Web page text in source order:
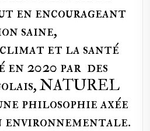
en encourageant
saine,
et la santé
en 2020 par des
NATUREL
philosophie axée